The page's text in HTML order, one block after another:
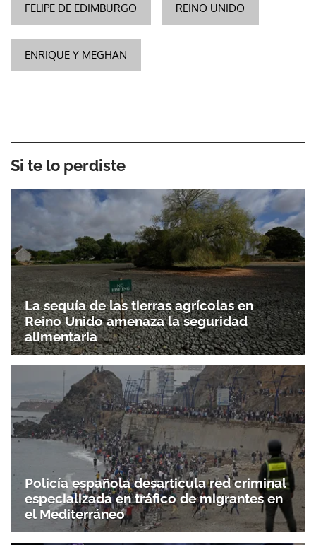
FELIPE DE EDIMBURGO REINO UNIDO
ENRIQUE Y MEGHAN
Si te lo perdiste
La sequía de las tierras agrícolas en
Reino Unido amenaza la seguridad
alimentaria
Policía española desarticula red criminal
especializada en tráfico de migrantes en
el Mediterráneo